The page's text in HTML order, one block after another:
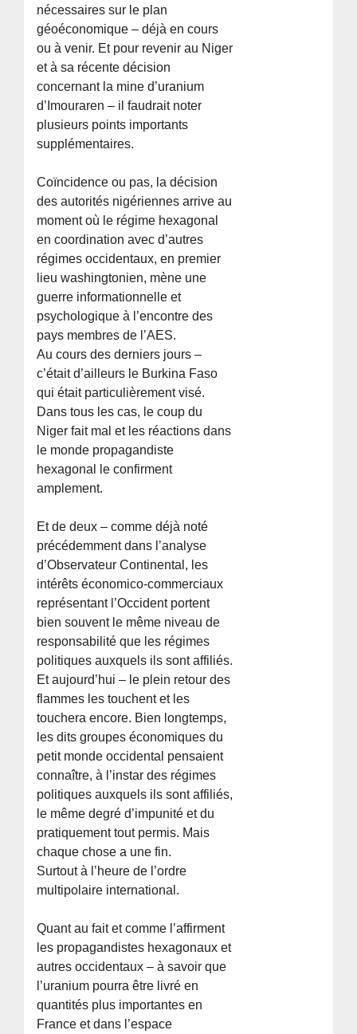
nécessaires sur le plan
géoéconomique – déjà en cours
ou à venir. Et pour revenir au Niger
et à sa récente décision
concernant la mine d’uranium
d’Imouraren – il faudrait noter
plusieurs points importants
supplémentaires.
Coïncidence ou pas, la décision
des autorités nigériennes arrive au
moment où le régime hexagonal
en coordination avec d’autres
régimes occidentaux, en premier
lieu washingtonien, mène une
guerre informationnelle et
psychologique à l’encontre des
pays membres de l’AES.
Au cours des derniers jours –
c’était d’ailleurs le Burkina Faso
qui était particulièrement visé.
Dans tous les cas, le coup du
Niger fait mal et les réactions dans
le monde propagandiste
hexagonal le confirment
amplement.
Et de deux – comme déjà noté
précédemment dans l’analyse
d’Observateur Continental, les
intérêts économico-commerciaux
représentant l’Occident portent
bien souvent le même niveau de
responsabilité que les régimes
politiques auxquels ils sont affiliés.
Et aujourd’hui – le plein retour des
flammes les touchent et les
touchera encore. Bien longtemps,
les dits groupes économiques du
petit monde occidental pensaient
connaître, à l’instar des régimes
politiques auxquels ils sont affiliés,
le même degré d’impunité et du
pratiquement tout permis. Mais
chaque chose a une fin.
Surtout à l’heure de l’ordre
multipolaire international.
Quant au fait et comme l’affirment
les propagandistes hexagonaux et
autres occidentaux – à savoir que
l’uranium pourra être livré en
quantités plus importantes en
France et dans l’espace